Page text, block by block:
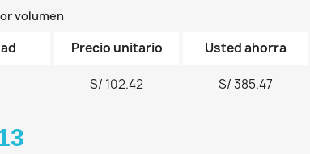
volumen
Precio unitario Usted ahorra
S/ 102.42 S/ 385.47